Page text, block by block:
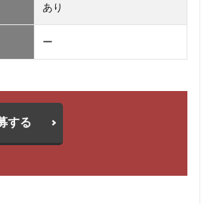
あり
ー
する